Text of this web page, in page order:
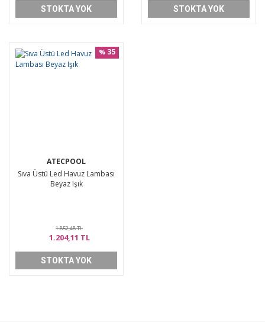
STOKTA YOK STOKTA YOK
ATECPOOL
Sıva Üstü Led Havuz Lambası
Beyaz Işık
% 35
1.852,48 TL
1.204,11 TL
STOKTA YOK